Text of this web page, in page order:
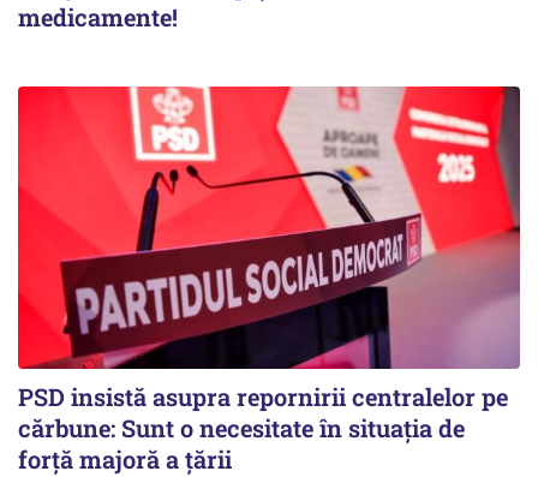
medicamente!
PSD insistă asupra repornirii centralelor pe
cărbune: Sunt o necesitate în situația de
forță majoră a țării